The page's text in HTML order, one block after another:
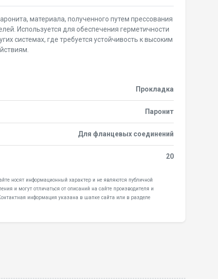
материала, полученного путем прессования
Используется для обеспечения герметичности
системах, где требуется устойчивость к высоким
Прокладка
Паронит
Для фланцевых соединений
20
носят информационный характер и не являются публичной
и могут отличаться от описаний на сайте производителя и
информация указана в шапке сайта или в разделе